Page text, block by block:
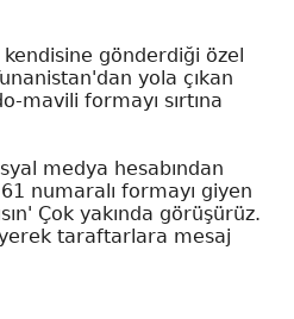
gönderdiği özel
yola çıkan
mavili formayı sırtına
medya hesabından
numaralı formayı giyen
Çok yakında görüşürüz.
taraftarlara mesaj